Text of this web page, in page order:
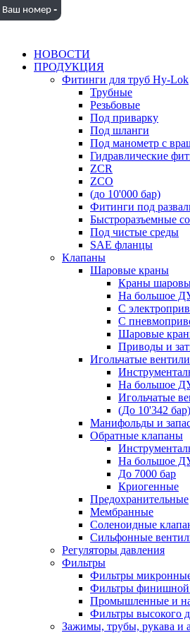
НОВОСТИ
ПРОДУКЦИЯ
Фитинги для труб Hy-Lok
Трубные
Резьбовые
Под приварку
Под шланги
Под манометр с
Гидравлические
ZCR
ZCO
(до 10'000 бар)
Фитинги под
Быстроразъемные
Под чистые среды
SAE фланцы
Клапаны
Шаровые краны
Краны
На большое
С
С
Шаровые
Приводы и
Игольчатые вентили
На большое
Игольчатые
(До 10'342 бар)
Манифольды и
Обратные клапаны
На большое
До 7000 бар
Криогенные
Предохранительные
Мембранные
Соленоидные
Сильфонные
Регуляторы давления
Фильтры
Фильтры
Фильтры финишной
Промышленные и
Фильтры высокого
Зажимы, трубы, рукава и
Ваш номер -